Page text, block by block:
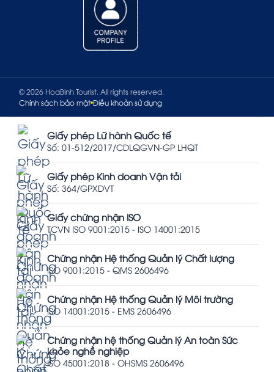
© 2026 HoaBinh Tourist. All rights reserved.
Chính sách bảo mật Điều khoản sử dụng
Giấy phép Lữ hành Quốc tế
Số: 01-512/2017/CDLQGVN-GP LHQT
Giấy phép Kinh doanh Vận tải
Số: 364/GPXDVT
Giấy chứng nhận ISO
TCVN ISO 9001:2015 - ISO 14001:2015
Chứng nhận Hệ thống Quản lý Chất lượng
ISO 9001:2015 - QMS 2606496
Chứng nhận Hệ thống Quản lý Môi trường
ISO 14001:2015 - EMS 2606496
Chứng nhận hệ thống Quản lý An toàn Sức
khỏe nghề nghiệp
ISO 45001:2018 - OHSMS 2606496